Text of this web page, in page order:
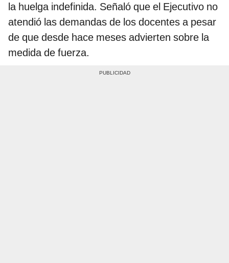
la huelga indefinida. Señaló que el Ejecutivo no
atendió las demandas de los docentes a pesar
de que desde hace meses advierten sobre la
medida de fuerza.